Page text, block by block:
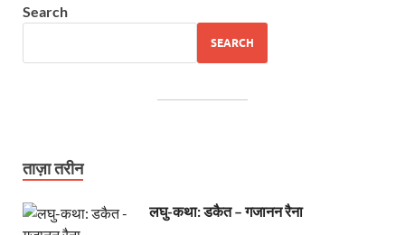
Search
SEARCH
ताज़ा तरीन
लघु-कथा: डकैत – गजानन रैना